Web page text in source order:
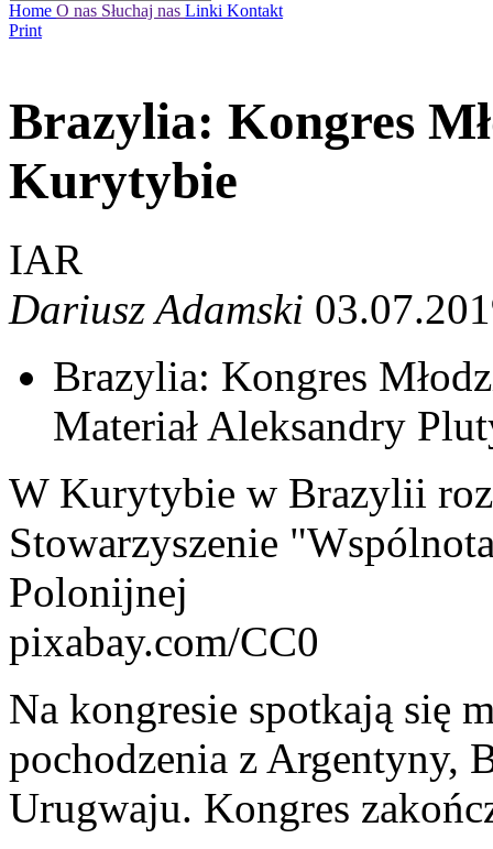
Home O nas Słuchaj nas Linki Kontakt
Print
Brazylia: Kongres
Kurytybie
IAR
Dariusz Adamski
Brazylia: Kongres
Materiał Aleksandry
W Kurytybie w Brazylii
Stowarzyszenie
Polonijnej
pixabay.com/CC0
Na kongresie spotkają się
pochodzenia z Argentyny,
Urugwaju. Kongres